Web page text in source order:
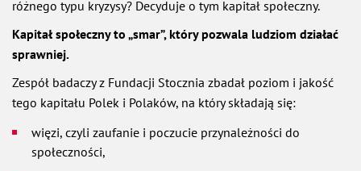
różnego typu kryzysy? Decyduje o tym kapitał społeczny.
Kapitał społeczny to „smar”, który pozwala ludziom działać
sprawniej.
Zespół badaczy z Fundacji Stocznia zbadał poziom i jakość
tego kapitału Polek i Polaków, na który składają się:
więzi, czyli zaufanie i poczucie przynależności do
społeczności,